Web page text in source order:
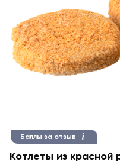
Баллы за отзыв
Котлеты из красной